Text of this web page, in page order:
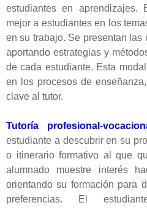
estudiantes en aprendizajes.
mejor a estudiantes en los
en su trabajo. Se presentan
aportando estrategias y
de cada estudiante. Esta
en los procesos de
clave al tutor.
Tutoría profesional-
estudiante a descubrir en su
o itinerario formativo al que
alumnado muestre interés
orientando su formación para
preferencias. El